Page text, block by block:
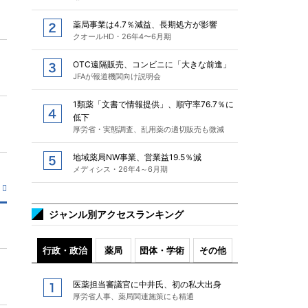
薬局事業は4.7％減益、長期処方が影響
クオールHD・26年4〜6月期
OTC遠隔販売、コンビニに「大きな前進」
JFAが報道機関向け説明会
1類薬「文書で情報提供」、順守率76.7％に
低下
厚労省・実態調査、乱用薬の適切販売も微減
地域薬局NW事業、営業益19.5％減
メディシス・26年4～6月期
ジャンル別アクセスランキング
行政・政治 薬局 団体・学術 その他
医薬担当審議官に中井氏、初の私大出身
厚労省人事、薬局関連施策にも精通